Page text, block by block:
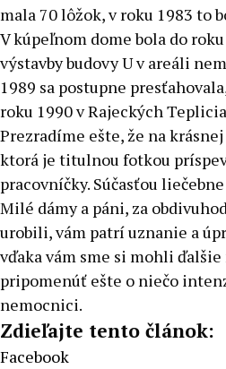
mala 70 lôžok, v roku 1983 to
V kúpeľnom dome bola do
výstavby budovy U v areáli
1989 sa postupne
roku 1990 v Rajeckých
Prezradíme ešte, že na
ktorá je titulnou fotkou
pracovníčky. Súčasťou
Milé dámy a páni, za
urobili, vám patrí uznanie a
vďaka vám sme si mohli
pripomenúť ešte o niečo
nemocnici.
Zdieľajte tento článok:
Facebook